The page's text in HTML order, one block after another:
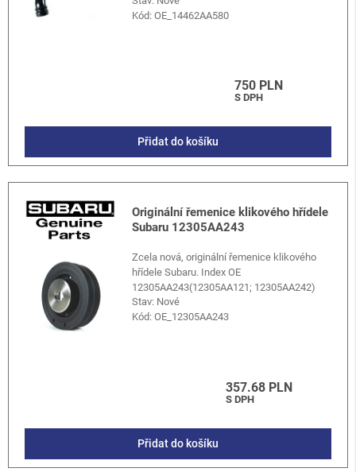
Kód:OE_14462AA580
750 PLN
S DPH
Přidat do košíku
Originální řemenice klikového hřídele
Subaru 12305AA243
Zcela nová, originální řemenice klikového
hřídele Subaru. Index OE
12305AA243(12305AA121; 12305AA242)
Stav: Nové
Kód:OE_12305AA243
357.68 PLN
S DPH
Přidat do košíku